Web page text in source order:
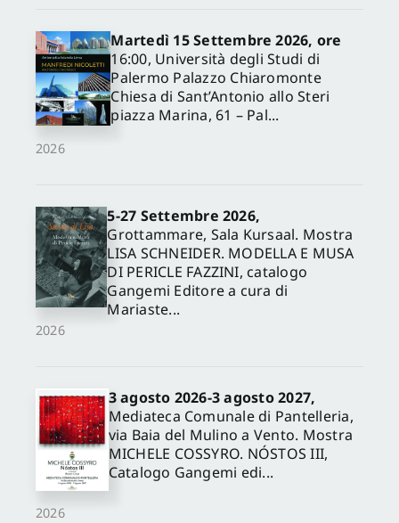
2026
Martedì 15 Settembre 2026, ore
16:00, Università degli Studi di
Palermo Palazzo Chiaromonte
Chiesa di Sant’Antonio allo Steri
piazza Marina, 61 – Pal...
2026
5-27 Settembre 2026,
Grottammare, Sala Kursaal. Mostra
LISA SCHNEIDER. MODELLA E MUSA
DI PERICLE FAZZINI, catalogo
Gangemi Editore a cura di
Mariaste...
2026
3 agosto 2026-3 agosto 2027,
Mediateca Comunale di Pantelleria,
via Baia del Mulino a Vento. Mostra
MICHELE COSSYRO. NÓSTOS III,
Catalogo Gangemi edi...